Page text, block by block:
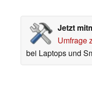
Jetzt
Umfrage
bei Laptops und